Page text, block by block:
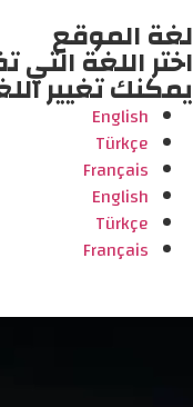
لغة الموقع
اختر اللغة
يمكنك تغيير
English
Türkçe
Français
English
Türkçe
Français